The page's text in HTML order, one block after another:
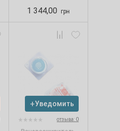
1 344,00 грн
Уведомить
отзыва: 0